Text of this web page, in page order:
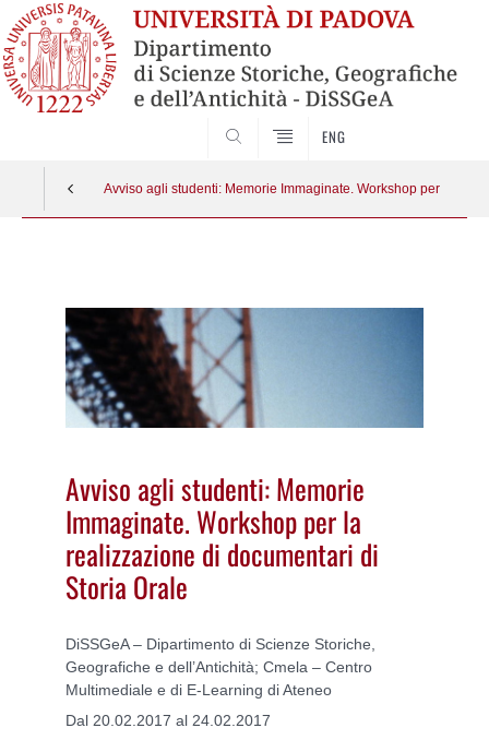
ENG
Avviso agli studenti: Memorie Immaginate. Workshop per la
Avviso agli studenti: Memorie
Immaginate. Workshop per la
realizzazione di documentari di
Storia Orale
DiSSGeA – Dipartimento di Scienze Storiche,
Geografiche e dell’Antichità; Cmela – Centro
Multimediale e di E-Learning di Ateneo
Dal 20.02.2017 al 24.02.2017